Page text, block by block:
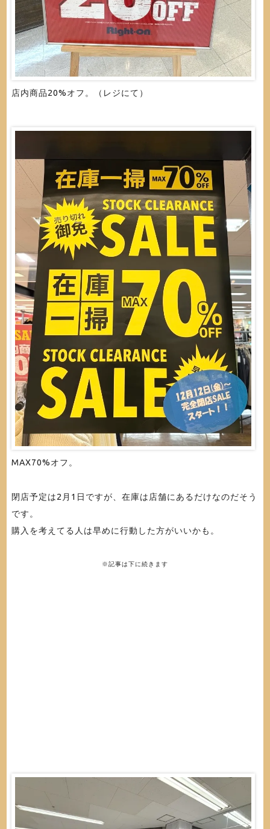
店内商品20%オフ。（レジにて）
MAX70%オフ。
閉店予定は2月1日ですが、在庫は店舗にあるだけなのだそう
です。
購入を考えてる人は早めに行動した方がいいかも。
※記事は下に続きます